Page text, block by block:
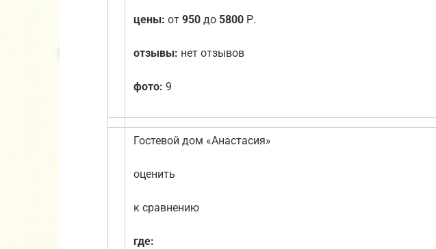
цены: от 950 до 5800 Р.
отзывы: нет отзывов
фото: 9
Гостевой дом «Анастасия»
оценить
к сравнению
где: